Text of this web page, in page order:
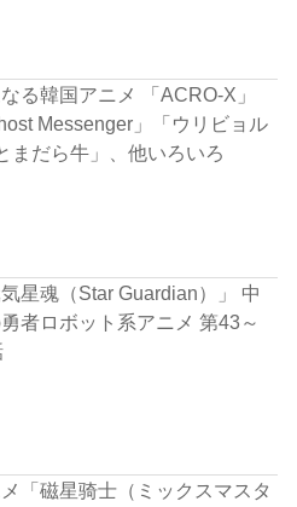
る韓国アニメ 「ACRO-X」
Messenger」「ウリビョル
まだら牛」、他いろいろ
気星魂（Star Guardian）」 中
者ロボット系アニメ 第43～
「磁星骑士（ミックスマスタ